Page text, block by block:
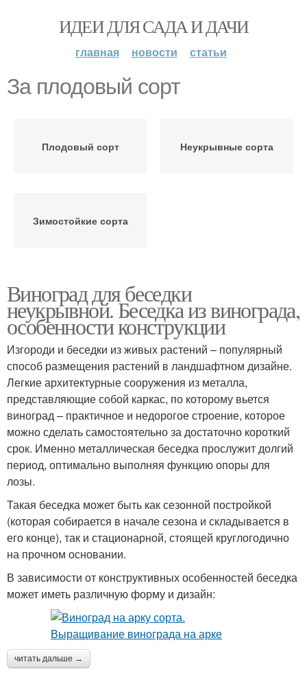
ИДЕИ ДЛЯ САДА И ДАЧИ
главная новости статьи
За плодовый сорт
Плодовый сорт Неукрывные сорта
Зимостойкие сорта
Виноград для беседки
неукрывной. Беседка из винограда,
особенности конструкции
Изгороди и беседки из живых растений – популярный
способ размещения растений в ландшафтном дизайне.
Легкие архитектурные сооружения из металла,
представляющие собой каркас, по которому вьется
виноград – практичное и недорогое строение, которое
можно сделать самостоятельно за достаточно короткий
срок. Именно металлическая беседка прослужит долгий
период, оптимально выполняя функцию опоры для
лозы.
Такая беседка может быть как сезонной постройкой
(которая собирается в начале сезона и складывается в
его конце), так и стационарной, стоящей круглогодично
на прочном основании.
В зависимости от конструктивных особенностей беседка
может иметь различную форму и дизайн:
читать дальше →